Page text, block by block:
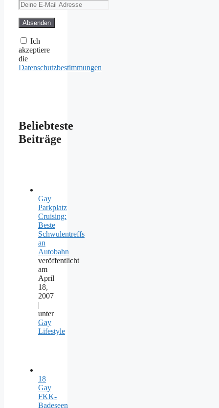
Ich
akzeptiere
die
Datenschutzbestimmungen
Beliebteste
Beiträge
Gay
Parkplatz
Cruising:
Beste
Schwulentreffs
an
Autobahn
veröffentlicht
am
April
18,
2007
|
unter
Gay
Lifestyle
18
Gay
FKK-
Badeseen